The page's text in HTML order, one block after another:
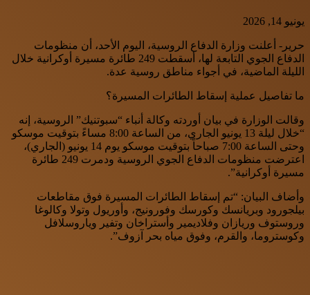
يونيو 14, 2026
حرير- أعلنت وزارة الدفاع الروسية، اليوم الأحد، أن منظومات
الدفاع الجوي التابعة لها، أسقطت 249 طائرة مسيرة أوكرانية خلال
الليلة الماضية، في أجواء مناطق روسية عدة.
ما تفاصيل عملية إسقاط الطائرات المسيرة؟
وقالت الوزارة في بيان أوردته وكالة أنباء “سبوتنيك” الروسية، إنه
“خلال ليلة 13 يونيو الجاري، من الساعة 8:00 مساءً بتوقيت موسكو
وحتى الساعة 7:00 صباحاً بتوقيت موسكو يوم 14 يونيو (الجاري)،
اعترضت منظومات الدفاع الجوي الروسية ودمرت 249 طائرة
مسيرة أوكرانية”.
وأضاف البيان: “تم إسقاط الطائرات المسيرة فوق مقاطعات
بيلجورود وبريانسك وكورسك وفورونيج، وأوريول وتولا وكالوغا
وروستوف وريازان وفلاديمير وأستراخان وتفير وياروسلافل
وكوستروما، والقرم، وفوق مياه بحر آزوف”.